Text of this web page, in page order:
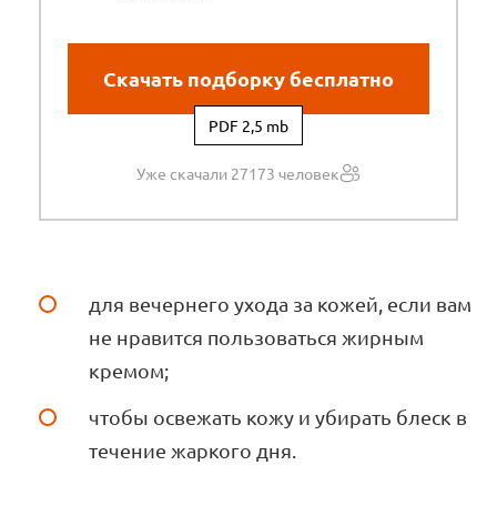
Скачать подборку бесплатно
PDF 2,5 mb
Уже скачали 27173 человек
для вечернего ухода за кожей, если вам
не нравится пользоваться жирным
кремом;
чтобы освежать кожу и убирать блеск в
течение жаркого дня.